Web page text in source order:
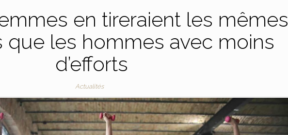
en tireraient les mêmes
que les hommes avec moins
d’efforts
Actualités